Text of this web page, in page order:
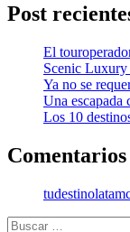
Post
El
Scenic Luxury
Ya no se
Una escapada
Los 10
Buscar: